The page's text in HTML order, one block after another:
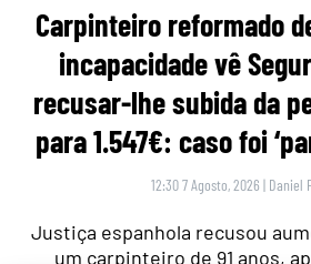
Carpinteiro reformado
incapacidade vê
recusar-lhe subida da
para 1.547€: caso foi
12:30 7 Agosto, 2026 | Daniel
Justiça espanhola recusou
um carpinteiro de 91 anos,